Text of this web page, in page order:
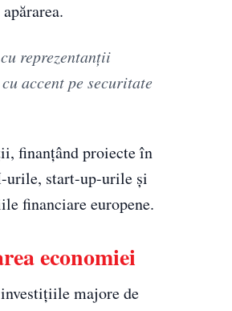
reprezentanții
accent pe securitate
finanțând proiecte în
urile, start-up-urile și
financiare europene.
economiei
majore de